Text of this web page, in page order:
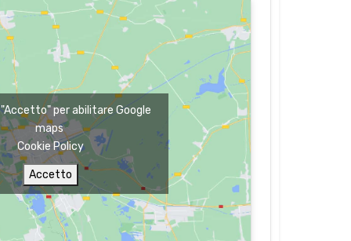
per abilitare Google
maps
Cookie Policy
Accetto